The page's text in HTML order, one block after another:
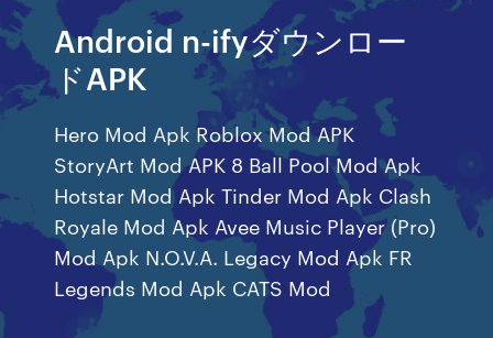
Android n-ifyダウンロー
ドAPK
Hero Mod Apk Roblox Mod APK
StoryArt Mod APK 8 Ball Pool Mod Apk
Hotstar Mod Apk Tinder Mod Apk Clash
Royale Mod Apk Avee Music Player (Pro)
Mod Apk N.O.V.A. Legacy Mod Apk FR
Legends Mod Apk CATS Mod